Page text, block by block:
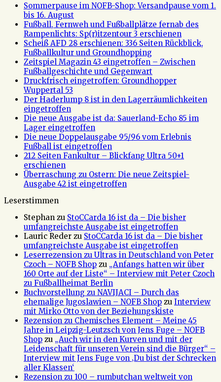
Sommerpause im NOFB-Shop: Versandpause vom 1.
bis 16. August
Fußball, Fernweh und Fußballplätze fernab des
Rampenlichts: Sp(r)itzentour 3 erschienen
Scheiß AFD 28 erschienen: 336 Seiten Rückblick,
Fußballkultur und Groundhopping
Zeitspiel Magazin 43 eingetroffen – Zwischen
Fußballgeschichte und Gegenwart
Druckfrisch eingetroffen: Groundhopper
Wuppertal 53
Der Haderlump 8 ist in den Lagerräumlichkeiten
eingetroffen
Die neue Ausgabe ist da: Sauerland-Echo 85 im
Lager eingetroffen
Die neue Doppelausgabe 95/96 vom Erlebnis
Fußball ist eingetroffen
212 Seiten Fankultur – Blickfang Ultra 50+1
erschienen
Überraschung zu Ostern: Die neue Zeitspiel-
Ausgabe 42 ist eingetroffen
Leserstimmen
Stephan zu StoCCarda 16 ist da – Die bisher
umfangreichste Ausgabe ist eingetroffen
Lauric Reder zu StoCCarda 16 ist da – Die bisher
umfangreichste Ausgabe ist eingetroffen
Leserrezension zu Ultras in Deutschland von Peter
Czoch – NOFB Shop zu „Anfangs hatten wir über
160 Orte auf der Liste“ – Interview mit Peter Czoch
zu Fußballheimat Berlin
Buchvorstellung zu NAVIJACI – Durch das
ehemalige Jugoslawien – NOFB Shop zu Interview
mit Mirko Otto von der Beziehungskiste
Rezension zu Chemisches Element – Meine 45
Jahre in Leipzig-Leutzsch von Jens Fuge – NOFB
Shop zu „Auch wir in den Kurven und mit der
Leidenschaft für unseren Verein sind die Bürger“ –
Interview mit Jens Fuge von ‚Du bist der Schrecken
aller Klassen‘
Rezension zu 100 – rumbutchan weltweit von